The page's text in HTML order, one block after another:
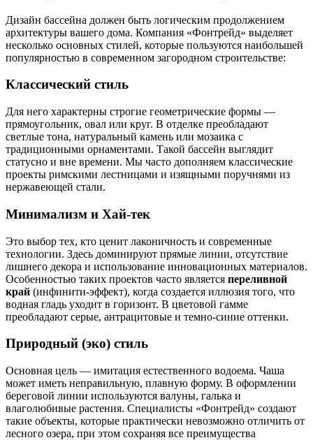
Дизайн бассейна должен быть логическим продолжением
архитектуры вашего дома. Компания «Фонтрейд» выделяет
несколько основных стилей, которые пользуются наибольшей
популярностью в современном загородном строительстве:
Классический стиль
Для него характерны строгие геометрические формы —
прямоугольник, овал или круг. В отделке преобладают
светлые тона, натуральный камень или мозаика с
традиционными орнаментами. Такой бассейн выглядит
статусно и вне времени. Мы часто дополняем классические
проекты римскими лестницами и изящными поручнями из
нержавеющей стали.
Минимализм и Хай-тек
Это выбор тех, кто ценит лаконичность и современные
технологии. Здесь доминируют прямые линии, отсутствие
лишнего декора и использование инновационных материалов.
Особенностью таких проектов часто является переливной
край (инфинити-эффект), когда создается иллюзия того, что
водная гладь уходит в горизонт. В цветовой гамме
преобладают серые, антрацитовые и темно-синие оттенки.
Природный (эко) стиль
Основная цель — имитация естественного водоема. Чаша
может иметь неправильную, плавную форму. В оформлении
береговой линии используются валуны, галька и
влаголюбивые растения. Специалисты «Фонтрейд» создают
такие объекты, которые практически невозможно отличить от
лесного озера, при этом сохраняя все преимущества